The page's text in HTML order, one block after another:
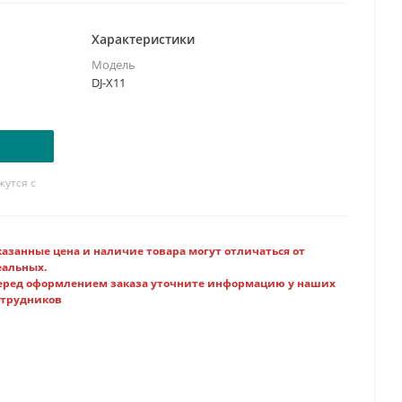
каналов в секунду:
WFM
с
Характеристики
Модель
DJ-X11
цена и наличие товара могут отличаться от
оформлением заказа уточните информацию у наших